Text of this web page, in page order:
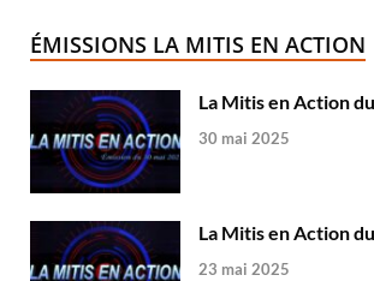
ÉMISSIONS LA MITIS EN ACTION
La Mitis en Action
30 mai 2025
La Mitis en Action
23 mai 2025